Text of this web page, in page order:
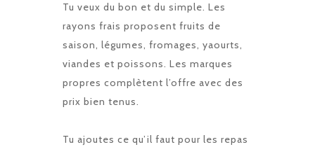
Tu veux du bon et du simple. Les
rayons frais proposent fruits de
saison, légumes, fromages, yaourts,
viandes et poissons. Les marques
propres complètent l’offre avec des
prix bien tenus.
Tu ajoutes ce qu’il faut pour les repas